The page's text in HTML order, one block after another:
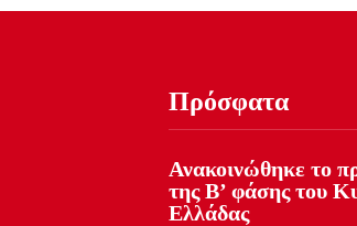
Πρόσφατα
Ανακοινώθηκε το
της Β’ φάσης του
Ελλάδας